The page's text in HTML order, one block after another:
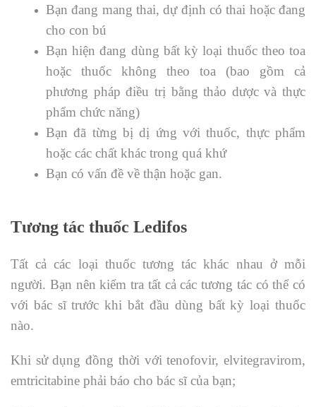
Bạn đang mang thai, dự định có thai hoặc đang
cho con bú
Bạn hiện đang dùng bất kỳ loại thuốc theo toa
hoặc thuốc không theo toa (bao gồm cả
phương pháp điều trị bằng thảo dược và thực
phẩm chức năng)
Bạn đã từng bị dị ứng với thuốc, thực phẩm
hoặc các chất khác trong quá khứ
Bạn có vấn đề về thận hoặc gan.
Tương tác thuốc Ledifos
Tất cả các loại thuốc tương tác khác nhau ở mỗi
người. Bạn nên kiểm tra tất cả các tương tác có thể có
với bác sĩ trước khi bắt đầu dùng bất kỳ loại thuốc
nào.
Khi sử dụng đồng thời với tenofovir, elvitegravirom,
emtricitabine phải báo cho bác sĩ của bạn;